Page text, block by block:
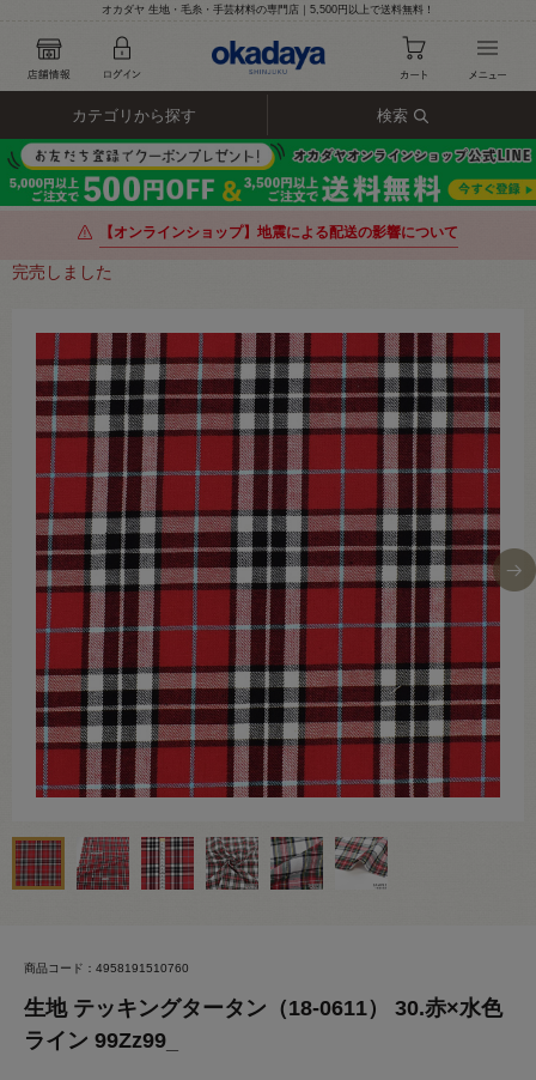
オカダヤ 生地・毛糸・手芸材料の専門店｜5,500円以上で送料無料！
カテゴリから探す 検索
【オンラインショップ】地震による配送の影響について
完売しました
商品コード：4958191510760
生地 テッキングタータン（18-0611） 30.赤×水色
ライン 99Zz99_